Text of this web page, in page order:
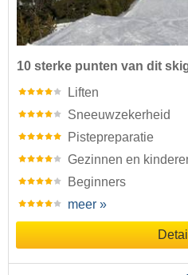
10 sterke punten van dit
Liften
Sneeuwzekerheid
Pistepreparatie
Gezinnen en
Beginners
meer »